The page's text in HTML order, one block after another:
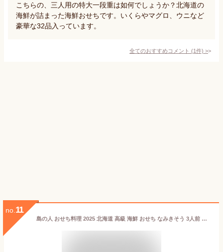
こちらの、三人用の特大一段重は如何でしょうか？北海道の
海鮮が詰まった海鮮おせちです。いくらやマグロ、ウニなど
豪華な32品入っています。
全てのおすすめコメント (1件) >
no. 11
島の人 おせち料理 2025 北海道 高級 海鮮 おせち なみきそう 3人前 特大10.5寸 特別一段重 32品 盛り付け済 12月31日～1月1日お届け